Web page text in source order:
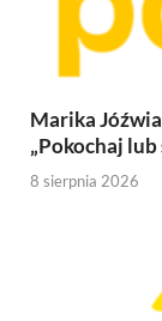
Marika
„Pokochaj
8 sierpnia 2026